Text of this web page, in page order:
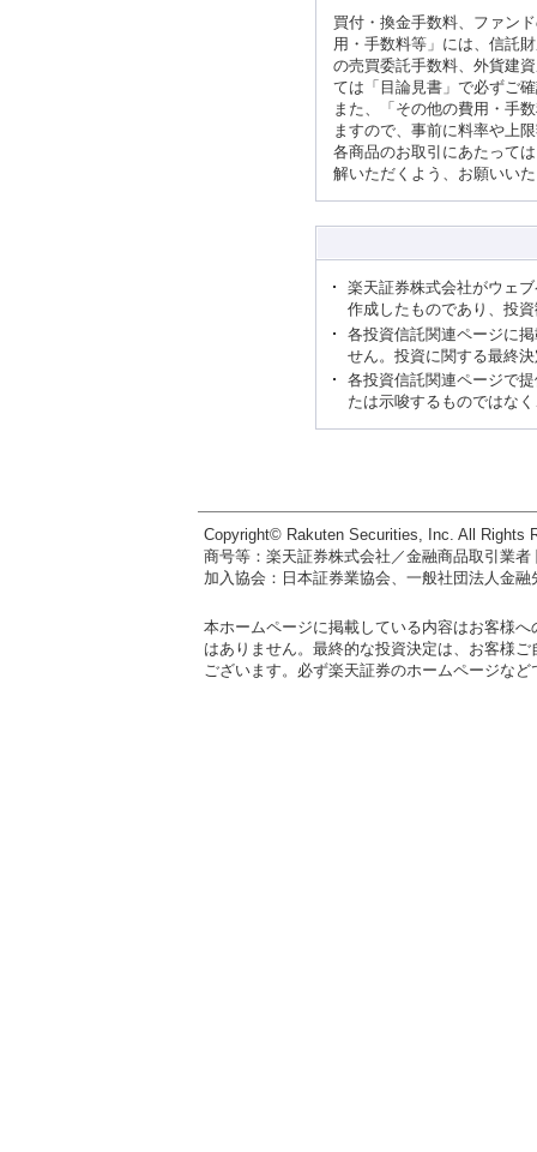
買付・換金手数料、ファン
用・手数料等」には、信託
の売買委託手数料、外貨建
ては「目論見書」で必ずご
また、「その他の費用・手
ますので、事前に料率や上
各商品のお取引にあたって
解いただくよう、お願いい
楽天証券株式会社がウェ
作成したものであり、投
各投資信託関連ページに
せん。投資に関する最終
各投資信託関連ページで
たは示唆するものではな
Copyright© Rakuten Securities, Inc. All Rights
商号等：楽天証券株式会社／金融商品取引業
加入協会：日本証券業協会、一般社団法人金
本ホームページに掲載している内容はお客様
はありません。最終的な投資決定は、お客様
ございます。必ず楽天証券のホームページな